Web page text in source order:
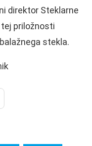
direktor Steklarne
priložnosti
stekla.